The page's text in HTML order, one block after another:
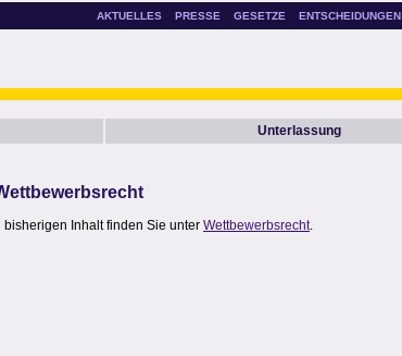
AKTUELLES PRESSE GESETZE ENTSCHEIDUNGEN
Unterlassung
Inhalt finden Sie unter Wettbewerbsrecht.